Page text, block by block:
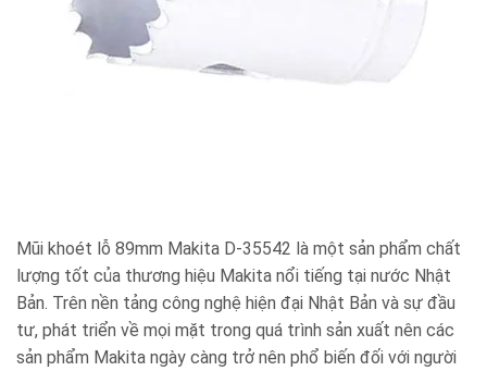
Mũi khoét lỗ 89mm Makita D-35542 là một sản phẩm chất
lượng tốt của thương hiệu Makita nổi tiếng tại nước Nhật
Bản. Trên nền tảng công nghệ hiện đại Nhật Bản và sự đầu
tư, phát triển về mọi mặt trong quá trình sản xuất nên các
sản phẩm Makita ngày càng trở nên phổ biến đối với người